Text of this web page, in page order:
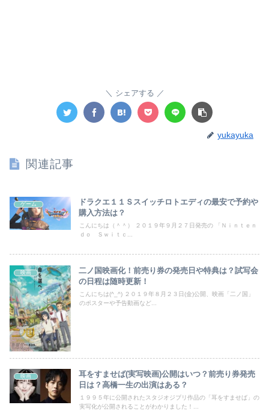
シェアする
yukayuka
関連記事
ゲーム
ドラクエ１１Ｓスイッチロトエディの最安で予約や
購入方法は？
こんにちは（＾＾） ２０１９年９月２７日発売の 「Ｎｉｎｔｅｎ
ｄｏ Ｓｗｉｔｃ...
映画
二ノ国映画化！前売り券の発売日や特典は？試写会
の日程は随時更新！
こんにちは(^_^) ２０１９年８月２３日(金)公開、映画「二ノ国」
のポスターや予告動画など...
映画
耳をすませば(実写映画)公開はいつ？前売り券発売
日は？高橋一生の出演はある？
１９９５年に公開されたスタジオジブリ作品の「耳をすませば」の
実写化が公開されることがわかりました！...